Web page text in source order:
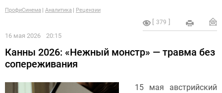
ПрофиСинема Аналитика Рецензии
379
16 мая 2026 20:15
Канны 2026: «Нежный монстр» — травма без
сопереживания
15 мая австрийский